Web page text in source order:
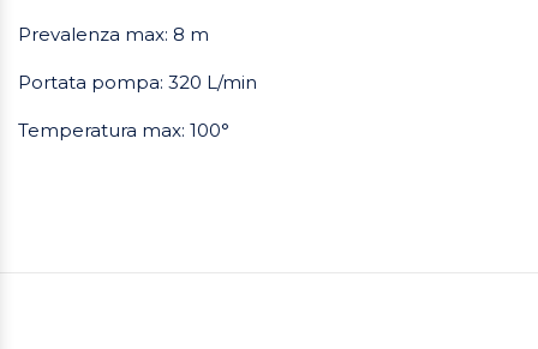
Prevalenza max: 8 m
Portata pompa: 320 L/min
Temperatura max: 100°